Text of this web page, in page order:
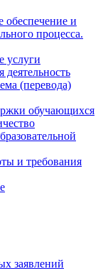
обеспечение и
процесса.
услуги
деятельность
(перевода)
обучающихся
и требования
заявлений